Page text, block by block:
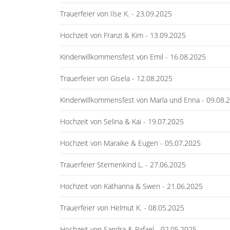
Trauerfeier von Ilse K. - 23.09.2025
Hochzeit von Franzi & Kim - 13.09.2025
Kinderwillkommensfest von Emil - 16.08.2025
Trauerfeier von Gisela - 12.08.2025
Kinderwillkommensfest von Marla und Enna -
Hochzeit von Selina & Kai - 19.07.2025
Hochzeit von Maraike & Eugen - 05.07.2025
Trauerfeier Sternenkind L. - 27.06.2025
Hochzeit von Katharina & Swen - 21.06.2025
Trauerfeier von Helmut K. - 08.05.2025